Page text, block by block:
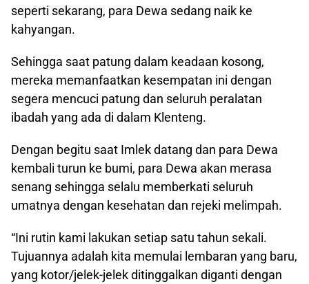
seperti sekarang, para Dewa sedang naik ke
kahyangan.
Sehingga saat patung dalam keadaan kosong,
mereka memanfaatkan kesempatan ini dengan
segera mencuci patung dan seluruh peralatan
ibadah yang ada di dalam Klenteng.
Dengan begitu saat Imlek datang dan para Dewa
kembali turun ke bumi, para Dewa akan merasa
senang sehingga selalu memberkati seluruh
umatnya dengan kesehatan dan rejeki melimpah.
“Ini rutin kami lakukan setiap satu tahun sekali.
Tujuannya adalah kita memulai lembaran yang baru,
yang kotor/jelek-jelek ditinggalkan diganti dengan